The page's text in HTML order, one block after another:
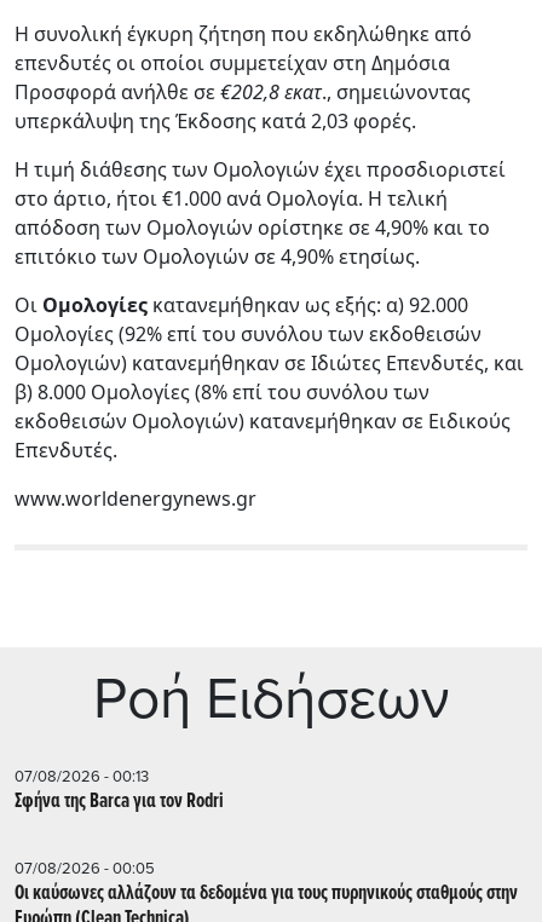
Η συνολική έγκυρη ζήτηση που εκδηλώθηκε από
επενδυτές οι οποίοι συμμετείχαν στη Δημόσια
Προσφορά ανήλθε σε€202,8 εκατ., σημειώνοντας
υπερκάλυψη της Έκδοσης κατά 2,03 φορές.
Η τιμή διάθεσης των Ομολογιών έχει προσδιοριστεί
στο άρτιο, ήτοι €1.000 ανά Ομολογία. Η τελική
απόδοση των Ομολογιών ορίστηκε σε 4,90% και το
επιτόκιο των Ομολογιών σε 4,90% ετησίως.
Οι Ομολογίες κατανεμήθηκαν ως εξής: α) 92.000
Ομολογίες (92% επί του συνόλου των εκδοθεισών
Ομολογιών) κατανεμήθηκαν σε Ιδιώτες Επενδυτές, και
β) 8.000 Ομολογίες (8% επί του συνόλου των
εκδοθεισών Ομολογιών) κατανεμήθηκαν σε Ειδικούς
Επενδυτές.
www.worldenergynews.gr
Ρoή Ειδήσεων
07/08/2026 - 00:13
Σφήνα της Barca για τον Rodri
07/08/2026 - 00:05
Οι καύσωνες αλλάζουν τα δεδομένα για τους πυρηνικούς σταθμούς στην